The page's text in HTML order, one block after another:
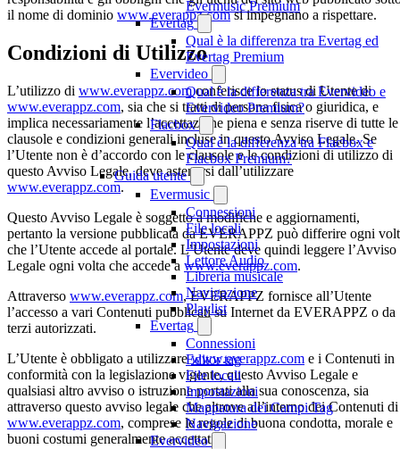
Evermusic Premium
Evertag
Qual è la differenza tra Evertag ed
Evertag Premium
Evervideo
Qual è la differenza tra Evervideo e
Evervideo Premium?
Flacbox
Qual è la differenza tra Flacbox e
Flacbox Premium?
Guida utente
Evermusic
Connessioni
File locali
Impostazioni
Lettore Audio
Libreria musicale
Navigazione
Playlist
Evertag
Connessioni
Editor tag
File locali
Impostazioni
Mappatura dei Campi Tag
Navigazione
Evervideo
il nome di dominio www.everappz.comsi impegnano a rispettare.
Condizioni di Utilizzo
L’utilizzo di www.everappz.comconferisce lo status di Utente di
www.everappz.com, sia che si tratti di persona fisica o giuridica, e
implica necessariamente l’accettazione piena e senza riserve di tutte le
clausole e condizioni generali incluse in questo Avviso Legale. Se
l’Utente non è d’accordo con le clausole e le condizioni di utilizzo di
questo Avviso Legale, deve astenersi dall’utilizzare
www.everappz.com.
Questo Avviso Legale è soggetto a modifiche e aggiornamenti,
pertanto la versione pubblicata da EVERAPPZ può differire ogni
che l’Utente accede al portale. L’Utente deve quindi leggere l’Avviso
Legale ogni volta che accede a www.everappz.com.
Attraverso www.everappz.com, EVERAPPZ fornisce all’Utente
l’accesso a vari Contenuti pubblicati su Internet da EVERAPPZ o da
terzi autorizzati.
L’Utente è obbligato a utilizzarewww.everappz.com e i Contenuti in
conformità con la legislazione vigente, questo Avviso Legale e
qualsiasi altro avviso o istruzione portati alla sua conoscenza, sia
attraverso questo avviso legale che altrove all’interno dei Contenuti di
www.everappz.com, comprese le regole di buona condotta, morale e
buoni costumi generalmente accettati.